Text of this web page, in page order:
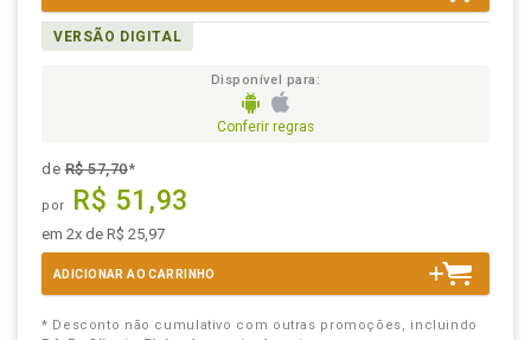
VERSÃO DIGITAL
Disponível para:
Conferir regras
deR$ 57,70*
por R$ 51,93
em 2x de R$ 25,97
ADICIONAR AO CARRINHO
* Desconto não cumulativo com outras promoções, incluindo